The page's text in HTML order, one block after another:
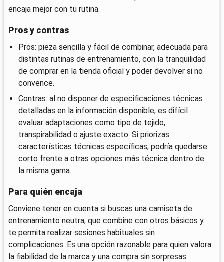
encaja mejor con tu rutina.
Pros y contras
Pros: pieza sencilla y fácil de combinar, adecuada para
distintas rutinas de entrenamiento, con la tranquilidad
de comprar en la tienda oficial y poder devolver si no
convence.
Contras: al no disponer de especificaciones técnicas
detalladas en la información disponible, es difícil
evaluar adaptaciones como tipo de tejido,
transpirabilidad o ajuste exacto. Si priorizas
características técnicas específicas, podría quedarse
corto frente a otras opciones más técnica dentro de
la misma gama.
Para quién encaja
Conviene tener en cuenta si buscas una camiseta de
entrenamiento neutra, que combine con otros básicos y
te permita realizar sesiones habituales sin
complicaciones. Es una opción razonable para quien valora
la fiabilidad de la marca y una compra sin sorpresas